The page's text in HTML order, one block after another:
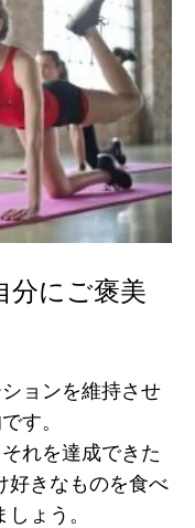
分にご褒美
ョンを維持させ
す。
れを達成できた
好きなものを食べ
ょう。